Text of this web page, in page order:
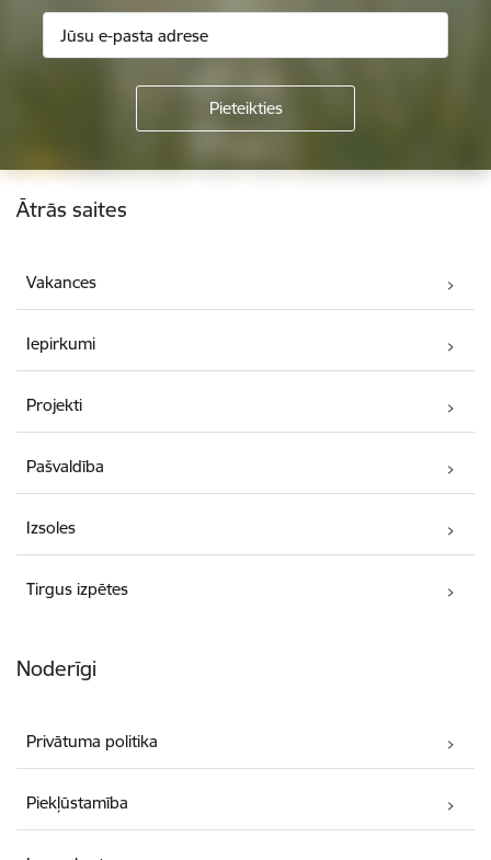
Kājene
Ātrās saites
Vakances
Iepirkumi
Projekti
Pašvaldība
Izsoles
Tirgus izpētes
Noderīgi
Privātuma politika
Piekļūstamība